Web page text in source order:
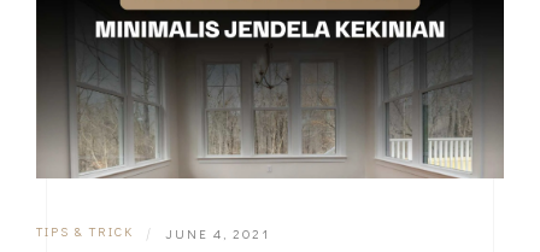
TIPS & TRICK | JUNE 4, 2021